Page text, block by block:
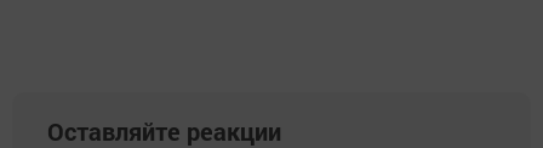
Оставляйте реакции